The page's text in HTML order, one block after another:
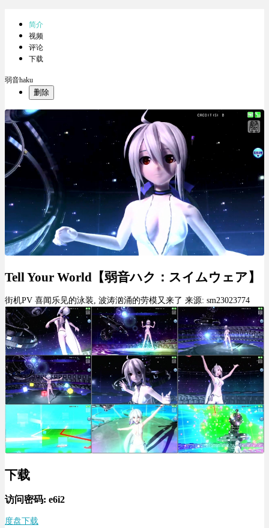
简介
视频
评论
下载
弱音haku
删除
Tell Your World【弱音ハク：スイムウェア】
街机PV 喜闻乐见的泳装, 波涛汹涌的劳模又来了 来源: sm23023774
下载
访问密码: e6i2
度盘下载